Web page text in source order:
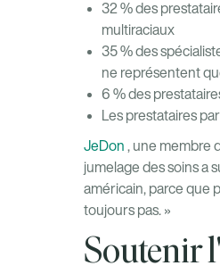
32 % des
multiraciaux
35 % des
ne représentent
6 % des
Les prestataires
JeDon , une membre
jumelage des soins a
américain, parce que
toujours pas. »
Soutenir